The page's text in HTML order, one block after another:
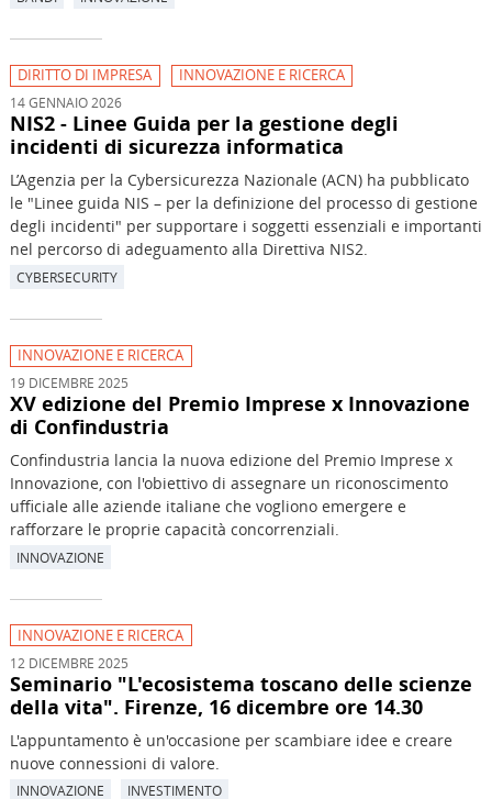
DIRITTO DI IMPRESA INNOVAZIONE E RICERCA
14 GENNAIO 2026
NIS2 - Linee Guida per la gestione degli
incidenti di sicurezza informatica
L’Agenzia per la Cybersicurezza Nazionale (ACN) ha pubblicato
le "Linee guida NIS – per la definizione del processo di gestione
degli incidenti" per supportare i soggetti essenziali e importanti
nel percorso di adeguamento alla Direttiva NIS2.
CYBERSECURITY
INNOVAZIONE E RICERCA
19 DICEMBRE 2025
XV edizione del Premio Imprese x Innovazione
di Confindustria
Confindustria lancia la nuova edizione del Premio Imprese x
Innovazione, con l'obiettivo di assegnare un riconoscimento
ufficiale alle aziende italiane che vogliono emergere e
rafforzare le proprie capacità concorrenziali.
INNOVAZIONE
INNOVAZIONE E RICERCA
12 DICEMBRE 2025
Seminario "L'ecosistema toscano delle scienze
della vita". Firenze, 16 dicembre ore 14.30
L'appuntamento è un'occasione per scambiare idee e creare
nuove connessioni di valore.
INNOVAZIONE INVESTIMENTO